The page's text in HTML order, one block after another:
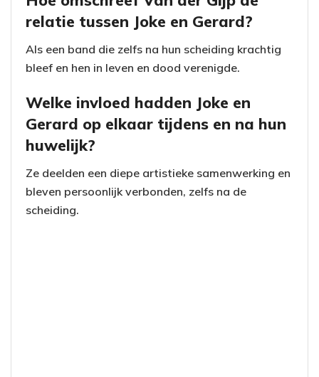
relatie tussen Joke en Gerard?
Als een band die zelfs na hun scheiding krachtig
bleef en hen in leven en dood verenigde.
Welke invloed hadden Joke en
Gerard op elkaar tijdens en na hun
huwelijk?
Ze deelden een diepe artistieke samenwerking en
bleven persoonlijk verbonden, zelfs na de
scheiding.